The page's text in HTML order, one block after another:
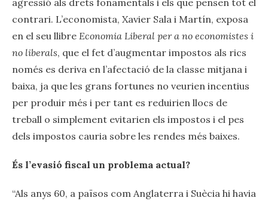
agressió als drets fonamentals i els que pensen tot el
contrari. L’economista, Xavier Sala i Martín, exposa
en el seu llibre Economia Liberal per a no economistes i
no liberals, que el fet d’augmentar impostos als rics
només es deriva en l’afectació de la classe mitjana i
baixa, ja que les grans fortunes no veurien incentius
per produir més i per tant es reduirien llocs de
treball o simplement evitarien els impostos i el pes
dels impostos cauria sobre les rendes més baixes.
És l’evasió fiscal un problema actual?
“Als anys 60, a països com Anglaterra i Suècia hi havia